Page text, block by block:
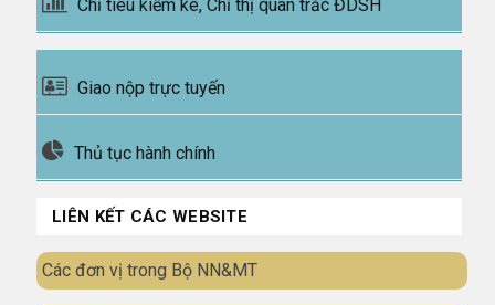
Chỉ tiêu kiểm kê, Chỉ thị quan trắc ĐDSH
Giao nộp trực tuyến
Thủ tục hành chính
LIÊN KẾT CÁC WEBSITE
Các đơn vị trong Bộ NN&MT